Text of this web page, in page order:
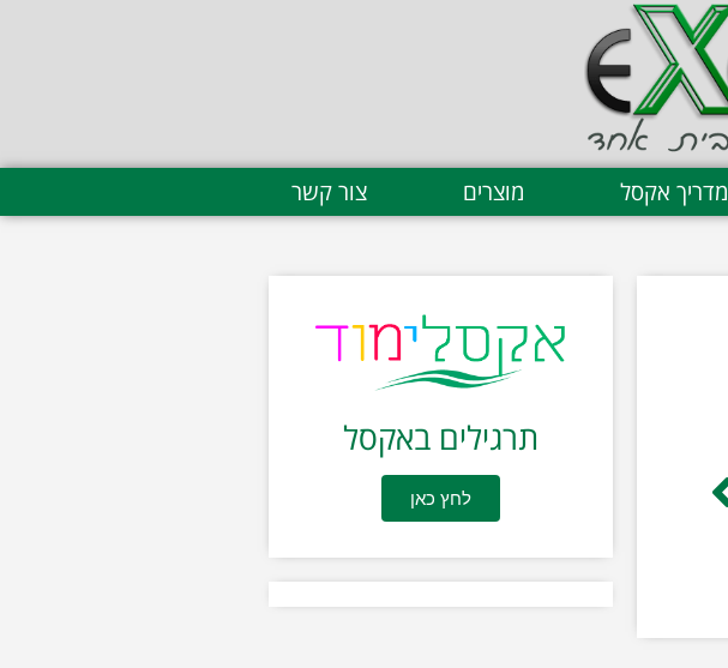
מדריך אקסל מוצרים צור קשר
תרגילים באקסל
לחץ כאן